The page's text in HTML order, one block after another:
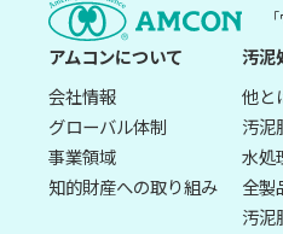
アムコンについて
会社情報
グローバル体制
事業領域
知的財産への取り組み
汚泥
他と
汚泥
水処
全製
汚泥